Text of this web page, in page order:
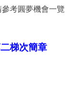
考圓夢機會一覽
梯次簡章